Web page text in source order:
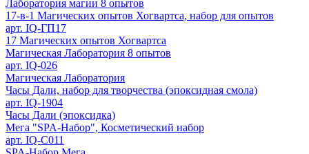
Лаборатория магии 8 опытов
17-в-1 Магических опытов Хогвартса, набор для опытов
арт. IQ-ГП17
17 Магических опытов Хогвартса
Магическая Лаборатория 8 опытов
арт. IQ-026
Магическая Лаборатория
Часы Дали, набор для творчества (эпоксидная смола)
арт. IQ-1904
Часы Дали (эпоксидка)
Мега "SPA-Набор", Косметический набор
арт. IQ-С011